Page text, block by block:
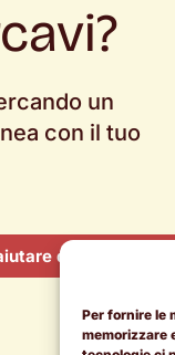
Per fornire le
memorizzare
un
con il tuo
da un career